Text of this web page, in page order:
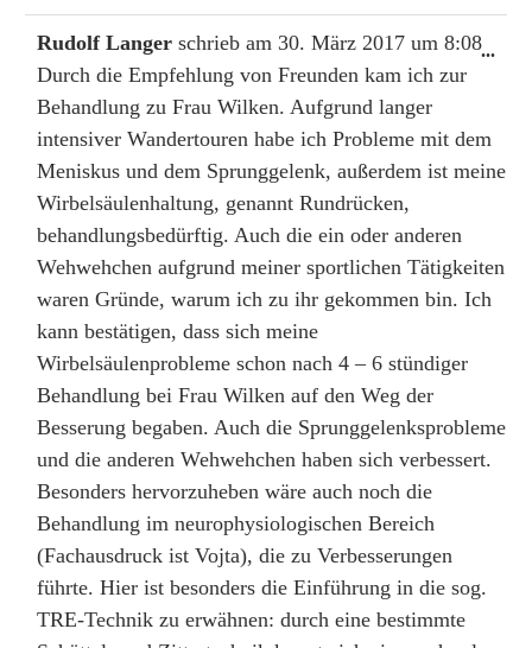
Rudolf Langer schrieb am 30. März 2017 um 8:08
Durch die Empfehlung von Freunden kam ich zur
Behandlung zu Frau Wilken. Aufgrund langer
intensiver Wandertouren habe ich Probleme mit dem
Meniskus und dem Sprunggelenk, außerdem ist meine
Wirbelsäulenhaltung, genannt Rundrücken,
behandlungsbedürftig. Auch die ein oder anderen
Wehwehchen aufgrund meiner sportlichen Tätigkeiten
waren Gründe, warum ich zu ihr gekommen bin. Ich
kann bestätigen, dass sich meine
Wirbelsäulenprobleme schon nach 4 – 6 stündiger
Behandlung bei Frau Wilken auf den Weg der
Besserung begaben. Auch die Sprunggelenksprobleme
und die anderen Wehwehchen haben sich verbessert.
Besonders hervorzuheben wäre auch noch die
Behandlung im neurophysiologischen Bereich
(Fachausdruck ist Vojta), die zu Verbesserungen
führte. Hier ist besonders die Einführung in die sog.
TRE-Technik zu erwähnen: durch eine bestimmte
...